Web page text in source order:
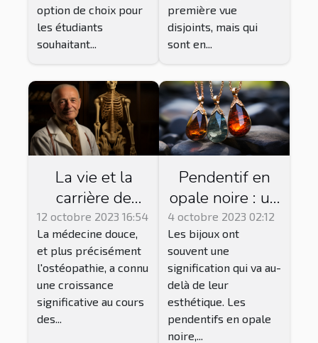
option de choix pour
les étudiants
souhaitant...
première vue
disjoints, mais qui
sont en...
La vie et la
carrière de
Jean-Baptiste
Rochard,
ostéopathe
reconnu à La
Rochelle
12 octobre 2023 16:54
La médecine douce,
et plus précisément
l'ostéopathie, a connu
une croissance
significative au cours
des...
Pendentif en
opale noire : un
bijou de bien-
être
énergétique ?
4 octobre 2023 02:12
Les bijoux ont
souvent une
signification qui va au-
delà de leur
esthétique. Les
pendentifs en opale
noire,...